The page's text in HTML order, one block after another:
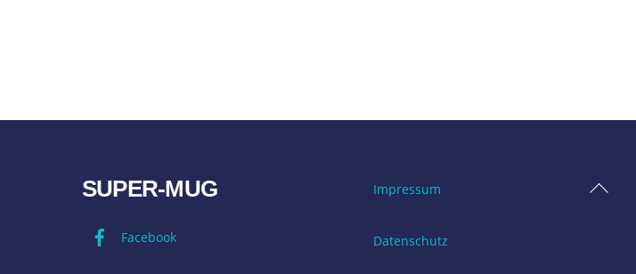
Back
SUPER-MUG
Facebook
Impressum
Datenschutz